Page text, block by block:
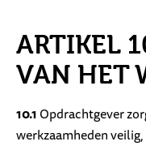
ARTIKEL
VAN HET
10.1Opdrachtgever
werkzaamheden